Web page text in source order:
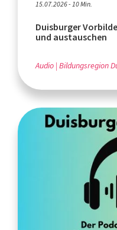
15.07.2026 - 10 Min.
Duisburger
und austauschen
Audio Bildungsregion